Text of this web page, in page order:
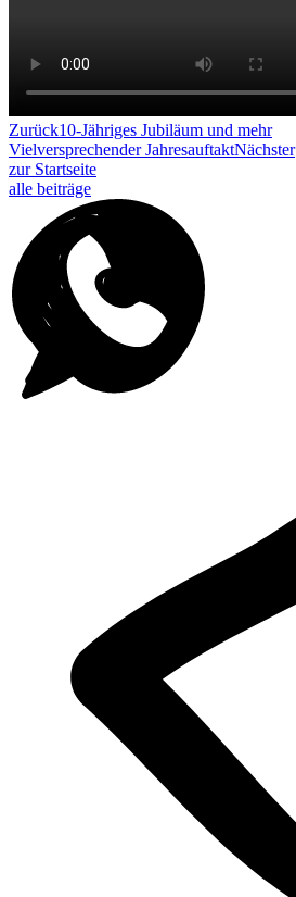
Zurück10-Jähriges Jubiläum und mehr
Vielversprechender JahresauftaktNächster
zur Startseite
alle beiträge